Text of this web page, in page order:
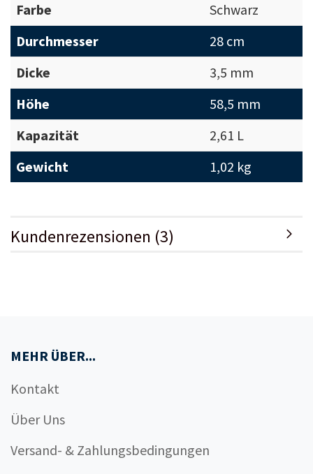
Farbe
Schwarz
Durchmesser
28 cm
Dicke
3,5 mm
Höhe
58,5 mm
Kapazität
2,61 L
Gewicht
1,02 kg
Kundenrezensionen (3)
MEHR ÜBER...
Kontakt
Über Uns
Versand- & Zahlungsbedingungen